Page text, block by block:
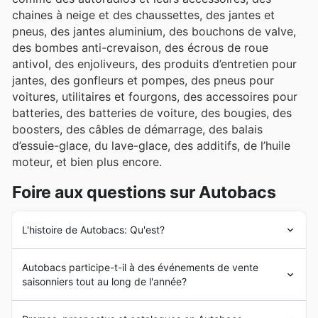
chaines à neige et des chaussettes, des jantes et
pneus, des jantes aluminium, des bouchons de valve,
des bombes anti-crevaison, des écrous de roue
antivol, des enjoliveurs, des produits d’entretien pour
jantes, des gonfleurs et pompes, des pneus pour
voitures, utilitaires et fourgons, des accessoires pour
batteries, des batteries de voiture, des bougies, des
boosters, des câbles de démarrage, des balais
d’essuie-glace, du lave-glace, des additifs, de l’huile
moteur, et bien plus encore.
Foire aux questions sur Autobacs
L'histoire de Autobacs: Qu'est?
création par Toshio Sumino à Fukushima-ku, Osaka,
Japon. Autobacs était à l’origine un petit magasin qui
vendait des pièces et des accessoires automobiles.
Plusieurs années plus tard, Autobacs a adopté le
Autobacs participe-t-il à des événements de vente
saisonniers tout au long de l'année?